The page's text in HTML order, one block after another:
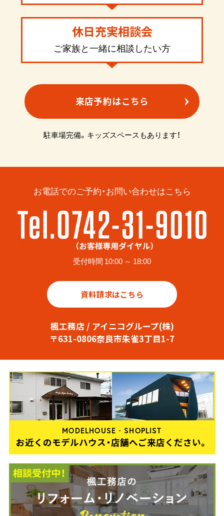
休日充実相談会
ご家族と一緒に相談したい方
来店予約はこちら
駐車場完備。キッズスペースもあります！
お電話でのご予約・お問い合わせはこちら
受付時間 10:00 ～ 18:00
資料請求はこちら
楓工務店 / アイニコグループ(株)
〒631-0806奈良市朱雀3丁目1-7
MODELHOUSE・SHOPLIST
お近くのモデルハウス・店舗へご来店ください。